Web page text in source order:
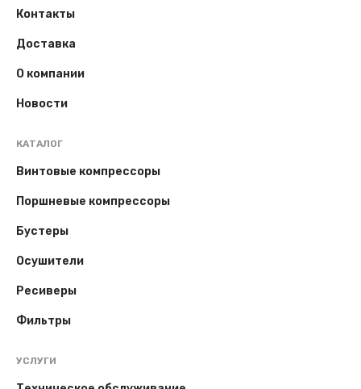
Контакты
Доставка
О компании
Новости
КАТАЛОГ
Винтовые компрессоры
Поршневые компрессоры
Бустеры
Осушители
Ресиверы
Фильтры
УСЛУГИ